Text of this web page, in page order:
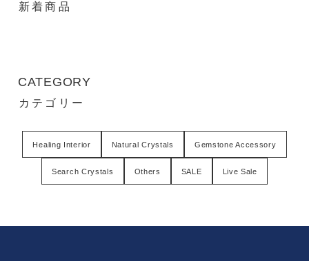
新着商品
CATEGORY
カテゴリー
Healing Interior Natural Crystals Gemstone Accessory
Search Crystals Others SALE Live Sale